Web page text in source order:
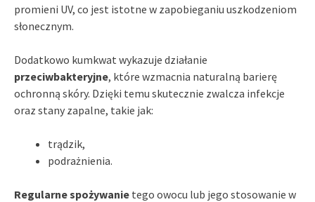
promieni UV, co jest istotne w zapobieganiu uszkodzeniom
słonecznym.
Dodatkowo kumkwat wykazuje działanie
przeciwbakteryjne, które wzmacnia naturalną barierę
ochronną skóry. Dzięki temu skutecznie zwalcza infekcje
oraz stany zapalne, takie jak:
trądzik,
podrażnienia.
Regularne spożywanie tego owocu lub jego stosowanie w